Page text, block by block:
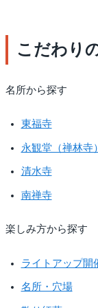
こだわり
名所から探す
東福寺
永観堂（禅林寺）
清水寺
南禅寺
楽しみ方から探す
ライトアップ開
名所・穴場